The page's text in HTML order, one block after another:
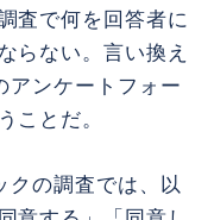
査で何を回答者に
らない。言い換え
アンケートフォー
ことだ。
クの調査では、以